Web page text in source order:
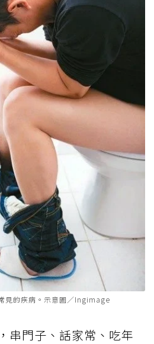
見的疾病。示意圖／Ingimage
串門子、話家常、吃年